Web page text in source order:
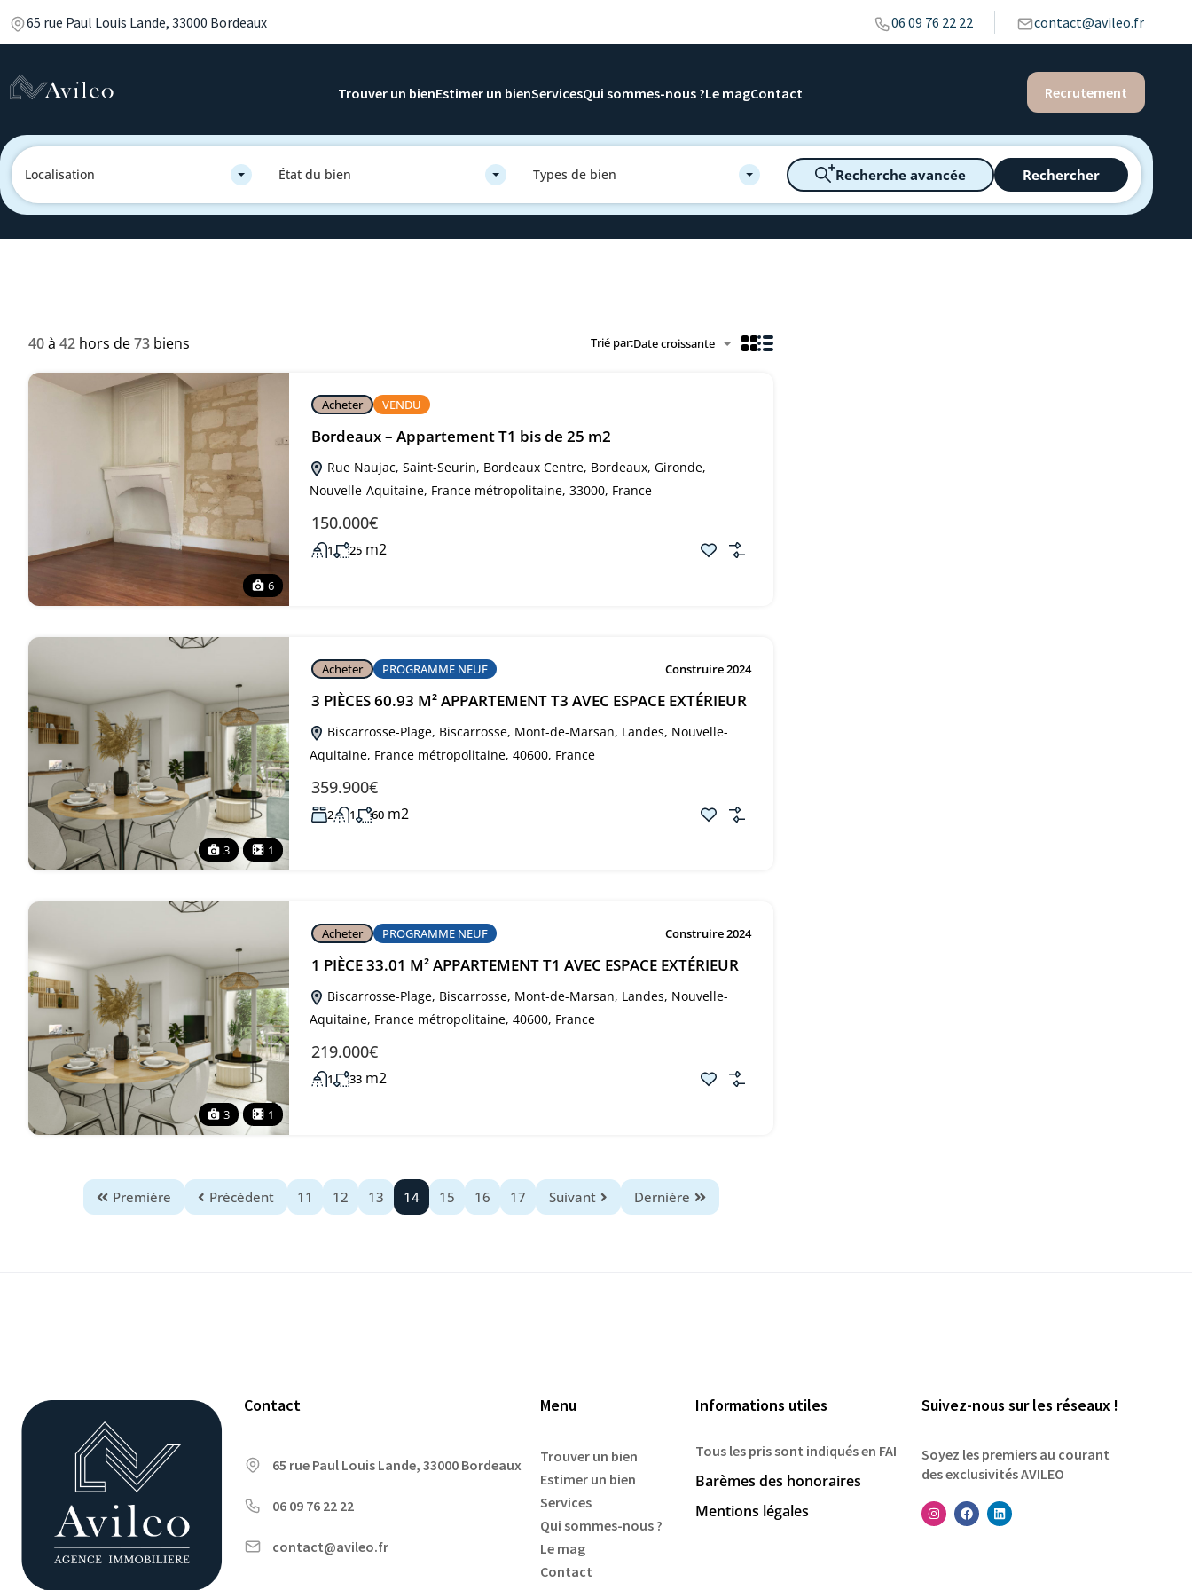
65 rue Paul Louis Lande, 33000 Bordeaux 06 09 76 22 22 contact@avileo.fr
Trouver un bienEstimer un bienServicesQui sommes-nous ?Le magContact Recrutement
Localisation État du bien Types de bien Recherche avancée Rechercher
40à 42 hors de73 biens Trié par:Date croissante
6
Acheter VENDU
Bordeaux – Appartement T1 bis de 25 m2
Rue Naujac, Saint-Seurin, Bordeaux Centre, Bordeaux, Gironde,
Nouvelle-Aquitaine, France métropolitaine, 33000, France
150.000€
1 25 m2
3 1
Acheter PROGRAMME NEUF Construire 2024
3 PIÈCES 60.93 M² APPARTEMENT T3 AVEC ESPACE EXTÉRIEUR
Biscarrosse-Plage, Biscarrosse, Mont-de-Marsan, Landes, Nouvelle-
Aquitaine, France métropolitaine, 40600, France
359.900€
2 1 60 m2
3 1
Acheter PROGRAMME NEUF Construire 2024
1 PIÈCE 33.01 M² APPARTEMENT T1 AVEC ESPACE EXTÉRIEUR
Biscarrosse-Plage, Biscarrosse, Mont-de-Marsan, Landes, Nouvelle-
Aquitaine, France métropolitaine, 40600, France
219.000€
1 33 m2
Première Précédent 11 12 13 14 15 16 17 Suivant Dernière
Contact
65 rue Paul Louis Lande, 33000 Bordeaux
06 09 76 22 22
contact@avileo.fr
Menu
Trouver un bien
Estimer un bien
Services
Qui sommes-nous ?
Le mag
Contact
Informations utiles
Tous les pris sont indiqués en FAI
Barèmes des honoraires
Mentions légales
Suivez-nous sur les réseaux !
Soyez les premiers au courant
des exclusivités AVILEO